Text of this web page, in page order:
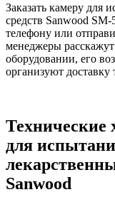
Заказать камеру для
средств Sanwood
телефону или
менеджеры
оборудовании, его
организуют доставку
Технические
для
Sanwood